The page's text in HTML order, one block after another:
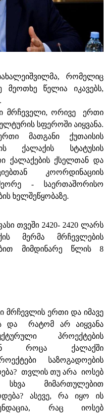
რომელიც
მეოთხე წელია იკავებს,
მრჩეველი, ორივე ერთი
სფეროში აიყვანა.
მათგანი ქუთაისის
ქალაქის სტატუსის
ქალაქების ქსელთან და
კოორდინაციის
მეორე - საერთაშორისო
ხელშეწყობაზე.
თვეში 2420- 2420 ლარს
მერმა მრჩევლების
მიმდინარე წლის 8
ერთი და იმავე
და რატომ არ აიყვანა
პროექტების
როცა ქალაქში
საზოგადოების
თვლის თუ არა იოსებ
მიმართულებით
ასევე, რა იყო ის
რაც იოსებ